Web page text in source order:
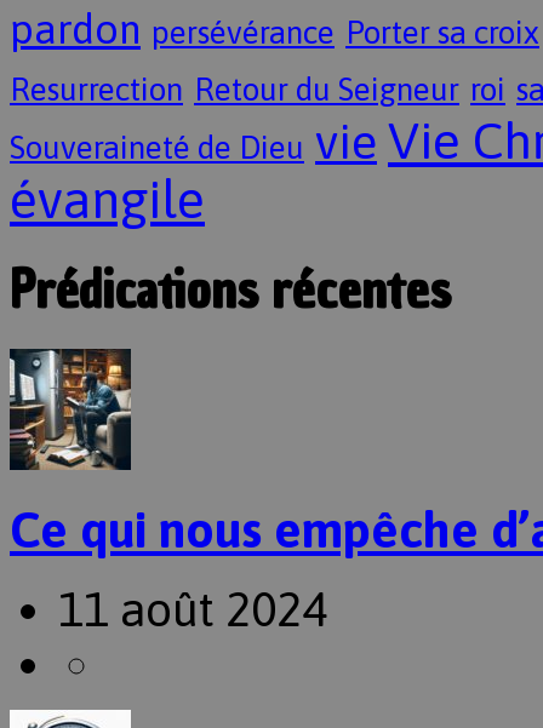
pardon persévérance Porter sa croix
Resurrection Retour du Seigneur roi
Souveraineté de Dieu vie Vie
évangile
Prédications récentes
Ce qui nous empêche
11 août 2024